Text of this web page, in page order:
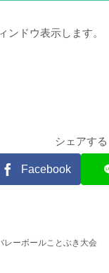
ドウ表示します。
シェアする
Facebook
レーボールことぶき大会